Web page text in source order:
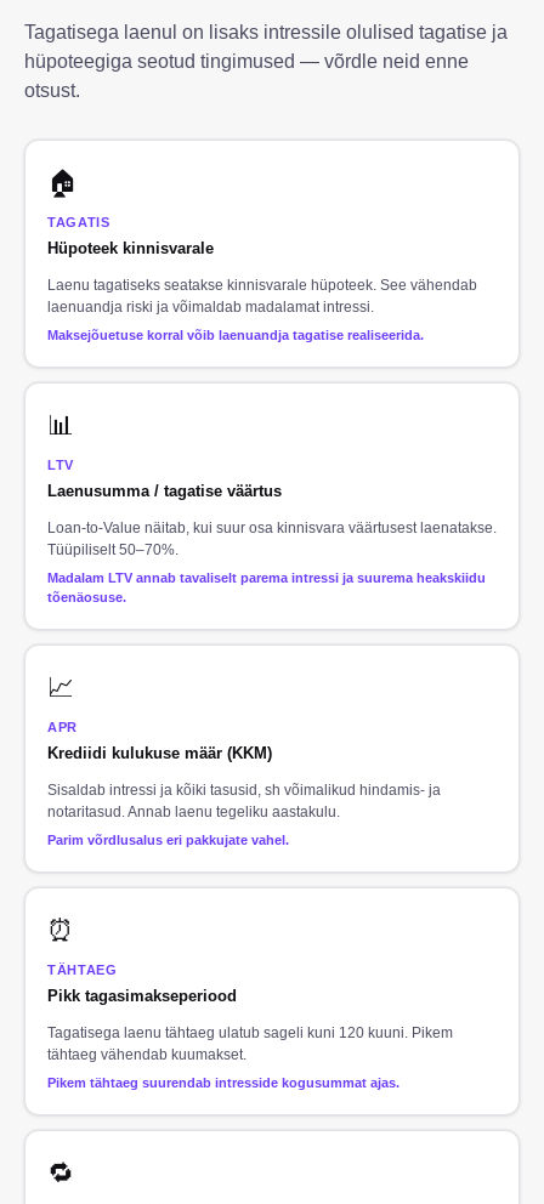
Tagatisega laenul on lisaks intressile olulised tagatise ja
hüpoteegiga seotud tingimused — võrdle neid enne
otsust.
🏠
TAGATIS
Hüpoteek kinnisvarale
Laenu tagatiseks seatakse kinnisvarale hüpoteek. See vähendab
laenuandja riski ja võimaldab madalamat intressi.
Maksejõuetuse korral võib laenuandja tagatise realiseerida.
📊
LTV
Laenusumma / tagatise väärtus
Loan-to-Value näitab, kui suur osa kinnisvara väärtusest laenatakse.
Tüüpiliselt 50–70%.
Madalam LTV annab tavaliselt parema intressi ja suurema heakskiidu
tõenäosuse.
📈
APR
Krediidi kulukuse määr (KKM)
Sisaldab intressi ja kõiki tasusid, sh võimalikud hindamis- ja
notaritasud. Annab laenu tegeliku aastakulu.
Parim võrdlusalus eri pakkujate vahel.
⏰
TÄHTAEG
Pikk tagasimakseperiood
Tagatisega laenu tähtaeg ulatub sageli kuni 120 kuuni. Pikem
tähtaeg vähendab kuumakset.
Pikem tähtaeg suurendab intresside kogusummat ajas.
🔁